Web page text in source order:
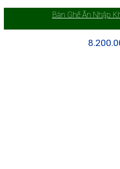
Bàn Ghế Ăn Nhập